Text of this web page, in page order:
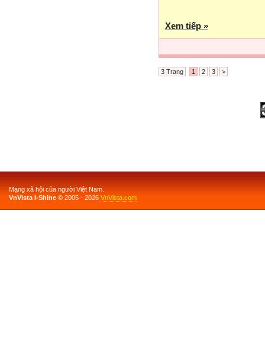
Xem tiếp »
3 Trang 1 2 3 >
Mạng xã hội của người Việt Nam.
VnVista I-Shine © 2005 - 2026 VnVista.com